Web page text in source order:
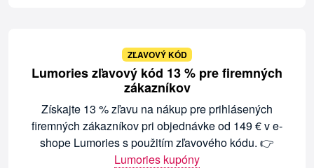
ZĽAVOVÝ KÓD
Lumories zľavový kód 13 % pre firemných
zákazníkov
Získajte 13 % zľavu na nákup pre prihlásených
firemných zákazníkov pri objednávke od 149 € v e-
shope Lumories s použitím zľavového kódu. 👉
Lumories kupóny